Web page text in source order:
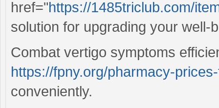
href="https://1485triclub.com/
solution for upgrading your well-
Combat vertigo symptoms
https://fpny.org/pharmacy-
conveniently.